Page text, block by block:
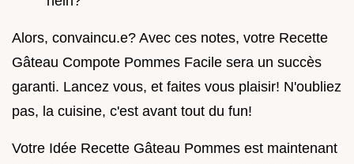
Alors, convaincu.e? Avec ces notes, votre Recette
Gâteau Compote Pommes Facile sera un succès
garanti. Lancez vous, et faites vous plaisir! N'oubliez
pas, la cuisine, c'est avant tout du fun!
Votre Idée Recette Gâteau Pommes est maintenant